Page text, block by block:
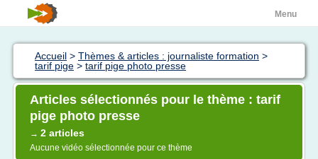
Menu
Accueil > Thèmes & articles : journaliste formation >
tarif pige > tarif pige photo presse
Articles sélectionnés pour le thème : tarif
pige photo presse
→ 2 articles
Aucune vidéo sélectionnée pour ce thème